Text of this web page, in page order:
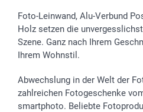
Foto-Leinwand, Alu-Verbund
Holz setzen die
Szene. Ganz nach Ihrem
Ihrem Wohnstil.
Abwechslung in der Welt der
zahlreichen Fotogeschenke
smartphoto. Beliebte